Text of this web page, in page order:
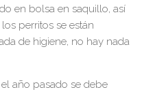
en bolsa en saquillo, así
perritos se están
de higiene, no hay nada
año pasado se debe